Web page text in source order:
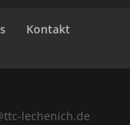
Kontakt
lechenich.de